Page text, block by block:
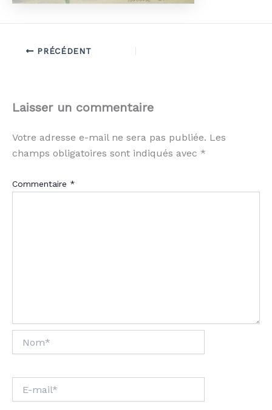
PRÉCÉDENT
Laisser un commentaire
Votre adresse e-mail ne sera pas publiée. Les
champs obligatoires sont indiqués avec *
Commentaire *
mail*